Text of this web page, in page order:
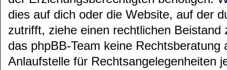
dies auf dich oder die Website, auf der
zutrifft, ziehe einen rechtlichen
das phpBB-Team keine Rechtsberatung
Anlaufstelle für Rechtsangelegenheiten